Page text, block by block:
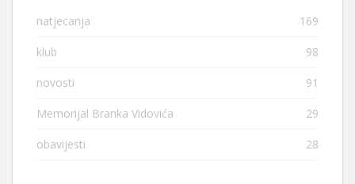
natjecanja 169
klub 98
novosti 91
Memorijal Branka Vidovića 29
obavijesti 28